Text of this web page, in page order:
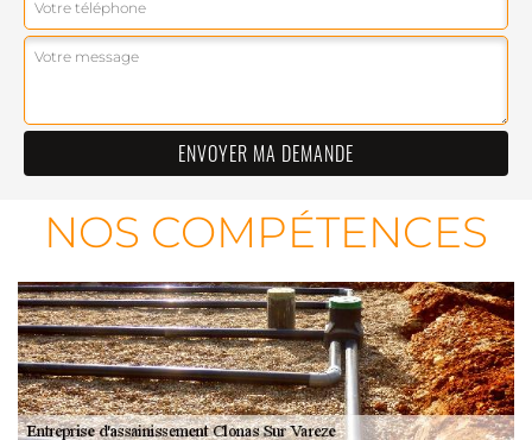
NOS COMPÉTENCES